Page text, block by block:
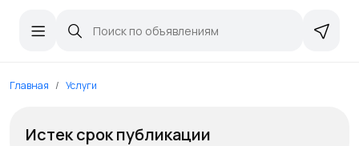
Главная Услуги
Истек срок публикации